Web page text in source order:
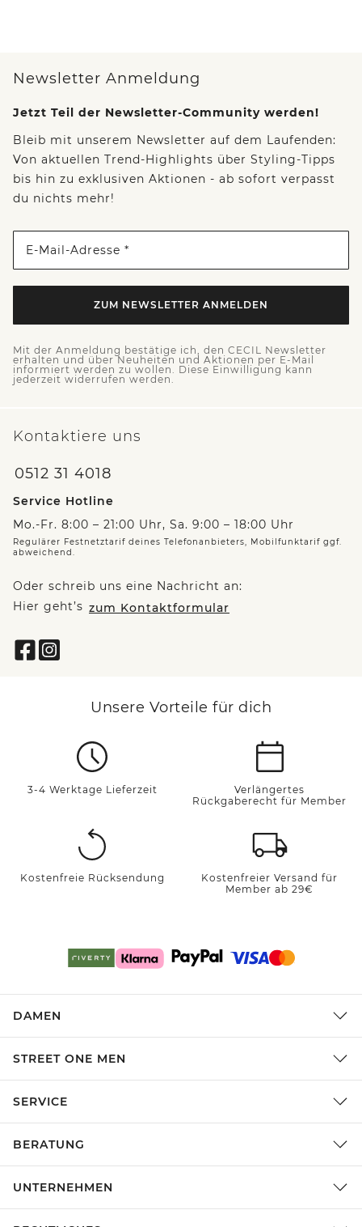
Newsletter Anmeldung
Jetzt Teil der Newsletter-Community werden!
Bleib mit unserem Newsletter auf dem Laufenden:
Von aktuellen Trend-Highlights über Styling-Tipps
bis hin zu exklusiven Aktionen - ab sofort verpasst
du nichts mehr!
E-Mail-Adresse *
ZUM NEWSLETTER ANMELDEN
Mit der Anmeldung bestätige ich, den CECIL Newsletter
erhalten und über Neuheiten und Aktionen per E-Mail
informiert werden zu wollen. Diese Einwilligung kann
jederzeit widerrufen werden.
Kontaktiere uns
0512 31 4018
Service Hotline
Mo.-Fr. 8:00 – 21:00 Uhr, Sa. 9:00 – 18:00 Uhr
Regulärer Festnetztarif deines Telefonanbieters, Mobilfunktarif ggf.
abweichend.
Oder schreib uns eine Nachricht an:
Hier geht’s zum Kontaktformular
Unsere Vorteile für dich
3-4 Werktage Lieferzeit
Verlängertes
Rückgaberecht für Member
Kostenfreie Rücksendung
Kostenfreier Versand für
Member ab 29€
DAMEN
STREET ONE MEN
SERVICE
BERATUNG
UNTERNEHMEN